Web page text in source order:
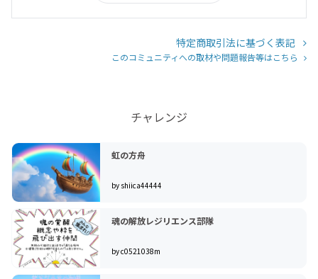
特定商取引法に基づく表記
このコミュニティへの取材や問題報告等はこちら
チャレンジ
虹の方舟
by shiica44444
魂の解放レジリエンス部隊
by c0521038m